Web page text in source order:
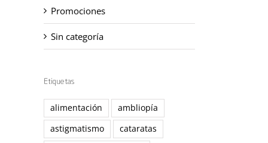
Promociones
Sin categoría
Etiquetas
alimentación
ambliopía
astigmatismo
cataratas